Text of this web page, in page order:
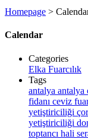
Homepage >
Calendar
Categories
Elka Fuarcılık
Tags
antalya antalya
fidanı ceviz
yetiştiriciliği
yetiştiriciliği
toptancı hali